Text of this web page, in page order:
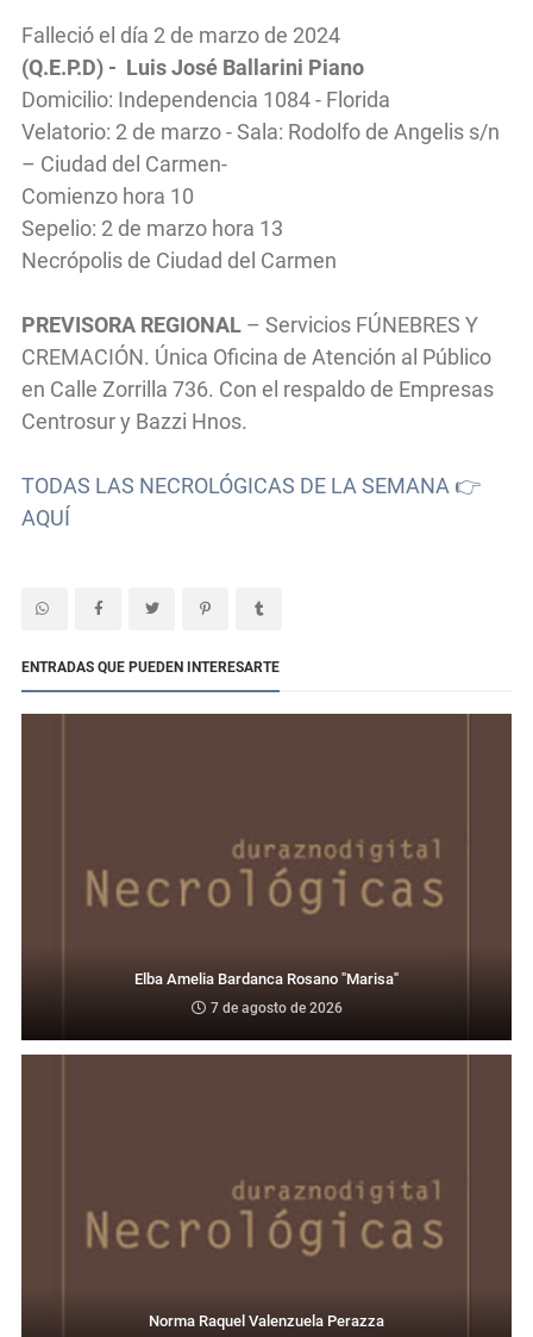
Falleció el día 2 de marzo de 2024
(Q.E.P.D) - Luis José Ballarini Piano
Domicilio: Independencia 1084 - Florida
Velatorio: 2 de marzo - Sala: Rodolfo de Angelis s/n
– Ciudad del Carmen-
Comienzo hora 10
Sepelio: 2 de marzo hora 13
Necrópolis de Ciudad del Carmen
PREVISORA REGIONAL – Servicios FÚNEBRES Y
CREMACIÓN. Única Oficina de Atención al Público
en Calle Zorrilla 736. Con el respaldo de Empresas
Centrosur y Bazzi Hnos.
TODAS LAS NECROLÓGICAS DE LA SEMANA 👉
AQUÍ
ENTRADAS QUE PUEDEN INTERESARTE
Elba Amelia Bardanca Rosano "Marisa"
7 de agosto de 2026
Norma Raquel Valenzuela Perazza